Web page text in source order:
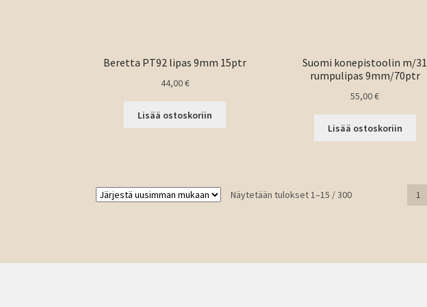
Beretta PT92 lipas 9mm 15ptr
44,00€
Lisää ostoskoriin
Suomi konepistoolin m/31
rumpulipas 9mm/70ptr
55,00€
Lisää ostoskoriin
Näytetään tulokset 1–15 / 300Sorted
1